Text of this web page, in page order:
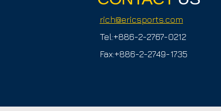
rich@ericsports.com
Tel:+886-2-2767-0212
Fax:+886-2-2749-1735